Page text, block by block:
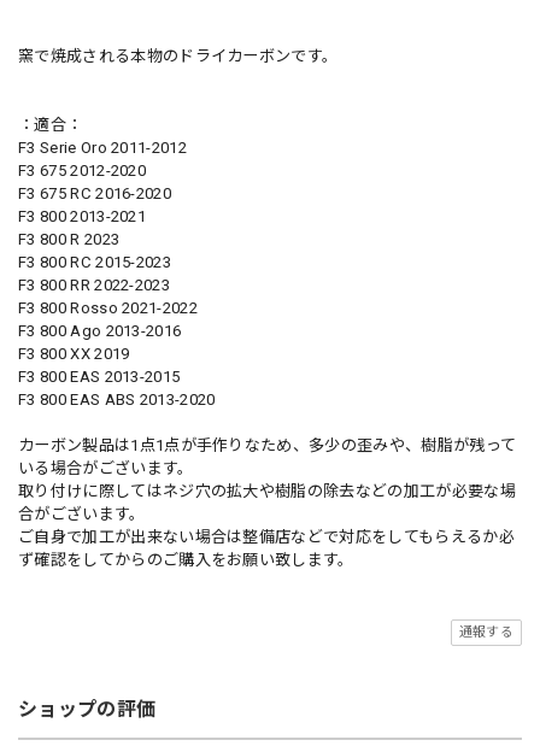
窯で焼成される本物のドライカーボンです。
：適合：
F3 Serie Oro 2011-2012
F3 675 2012-2020
F3 675 RC 2016-2020
F3 800 2013-2021
F3 800 R 2023
F3 800 RC 2015-2023
F3 800 RR 2022-2023
F3 800 Rosso 2021-2022
F3 800 Ago 2013-2016
F3 800 XX 2019
F3 800 EAS 2013-2015
F3 800 EAS ABS 2013-2020
カーボン製品は1点1点が手作りなため、多少の歪みや、樹脂が残って
いる場合がございます。
取り付けに際してはネジ穴の拡大や樹脂の除去などの加工が必要な場
合がございます。
ご自身で加工が出来ない場合は整備店などで対応をしてもらえるか必
ず確認をしてからのご購入をお願い致します。
通報する
ショップの評価